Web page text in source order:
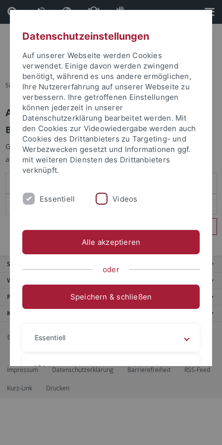
Direkt
zum
Inhalt
Direkt
zur
Fußleiste
Sie sind hier: Startseite
Anmelden
Benutzeranmeldung
Geben Sie Ihren Benutzernamen und Ihr Passwort an um sich
anzumelden:
Service
Weitere Angebote
Portale
Kontaktinfo
© 2026 Eberhard Karls Universität Tübingen, Tübingen
Impressum Datenschutzerklärung Barrierefreiheit RSS-Feed
Kurz-Link Drucken
Datenschutzeinstellungen
Auf unserer Webseite werden Cookies
verwendet. Einige davon werden zwingend
benötigt, während es uns andere ermöglichen,
Ihre Nutzererfahrung auf unserer Webseite zu
verbessern. Ihre getroffenen Einstellungen
können jederzeit in unserer
Datenschutzerklärung bearbeitet werden. Mit
den Cookies zur Videowiedergabe werden auch
Cookies des Drittanbieters zu Targeting- und
Werbezwecken gesetzt und Informationen ggf.
mit weiteren Diensten des Drittanbieters
verknüpft.
Essentiell Videos
Alle akzeptieren
oder
Speichern & schließen
Essentiell
Videos